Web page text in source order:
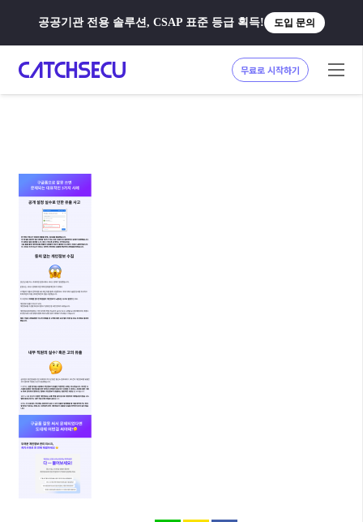
공공기관 전용 솔루션, CSAP 표준 등급 획득! 도입 문의
무료로 시작하기